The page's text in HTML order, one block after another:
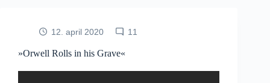
12. april 2020 11
»Orwell Rolls in his Grave«